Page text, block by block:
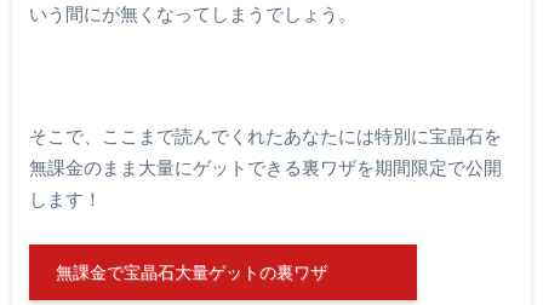
いう間にが無くなってしまうでしょう。
そこで、ここまで読んでくれたあなたには特別に宝晶石を
無課金のまま大量にゲットできる裏ワザを期間限定で公開
します！
無課金で宝晶石大量ゲットの裏ワザ